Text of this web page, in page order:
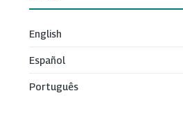
English
Español
Português